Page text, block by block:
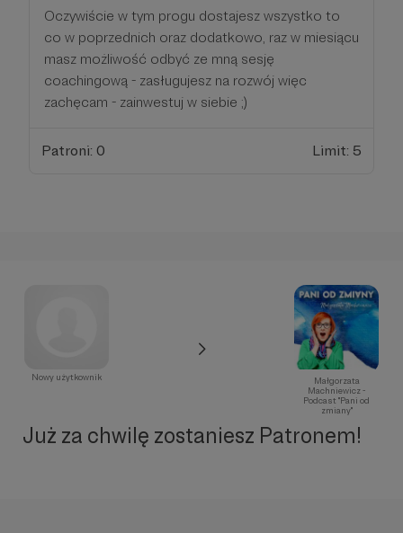
Oczywiście w tym progu dostajesz wszystko to
co w poprzednich oraz dodatkowo, raz w miesiącu
masz możliwość odbyć ze mną sesję
coachingową - zasługujesz na rozwój więc
zachęcam - zainwestuj w siebie ;)
Patroni: 0 Limit: 5
Nowy użytkownik
Małgorzata
Machniewicz -
Podcast "Pani od
zmiany"
Już za chwilę zostaniesz Patronem!